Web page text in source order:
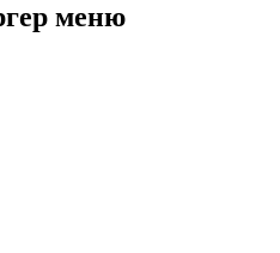
меню